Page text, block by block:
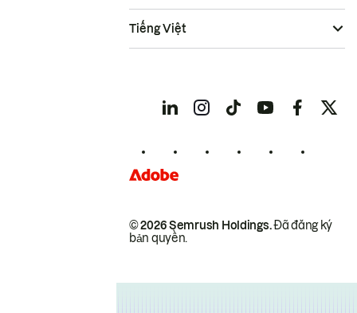
© 2026 Semrush Holdings.Đã đăng ký
bản quyền.
Tiếng Việt